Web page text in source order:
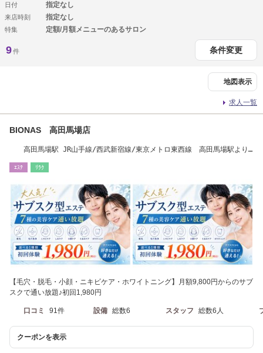
日付 指定なし
来店時刻 指定なし
特集 定額/月額メニューのあるサロン
9件 条件変更
地図表示
求人一覧
BIONAS 高田馬場店
高田馬場駅 JR山手線/西武新宿線/東京メトロ東西線 高田馬場駅より
ｴｽﾃ ﾘﾗｸ
【毛穴・脱毛・小顔・ニキビケア・ホワイトニング】月額9,800円からのサブ
スクで通い放題♪初回1,980円
口コミ 91件 設備 総数6 スタッフ 総数6人
クーポンを表示